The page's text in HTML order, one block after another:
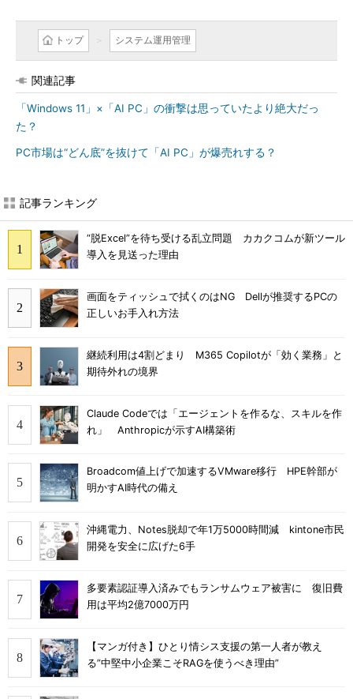
トップ システム運用管理
関連記事
「Windows 11」×「AI PC」の衝撃は思っていたより絶大だっ
た？
PC市場は“どん底”を抜けて「AI PC」が爆売れする？
記事ランキング
“脱Excel”を待ち受ける乱立問題 カカクコムが新ツール
導入を見送った理由
画面をティッシュで拭くのはNG Dellが推奨するPCの
正しいお手入れ方法
継続利用は4割どまり M365 Copilotが「効く業務」と
期待外れの境界
Claude Codeでは「エージェントを作るな、スキルを作
れ」 Anthropicが示すAI構築術
Broadcom値上げで加速するVMware移行 HPE幹部が
明かすAI時代の備え
沖縄電力、Notes脱却で年1万5000時間減 kintone市民
開発を安全に広げた6手
多要素認証導入済みでもランサムウェア被害に 復旧費
用は平均2億7000万円
【マンガ付き】ひとり情シス支援の第一人者が教え
る”中堅中小企業こそRAGを使うべき理由”